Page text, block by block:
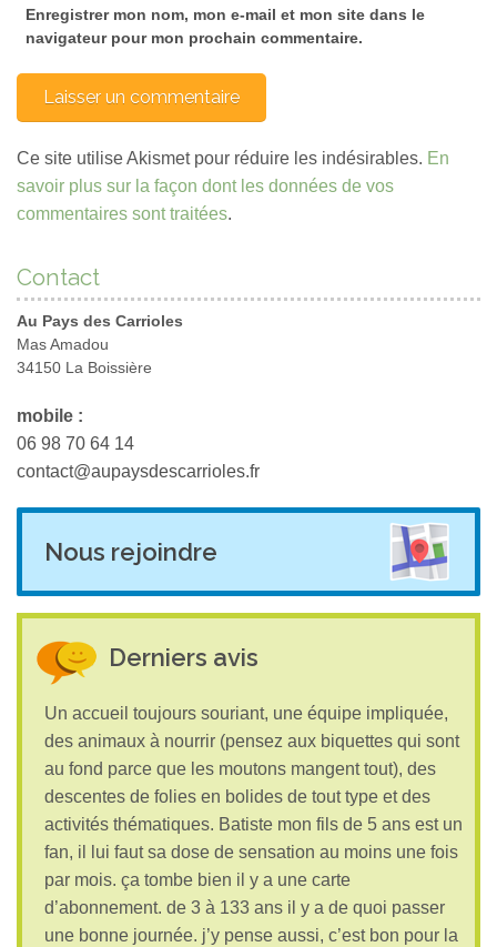
Enregistrer mon nom, mon e-mail et mon site dans le
navigateur pour mon prochain commentaire.
Ce site utilise Akismet pour réduire les indésirables. En
savoir plus sur la façon dont les données de vos
commentaires sont traitées.
Contact
Au Pays des Carrioles
Mas Amadou
34150 La Boissière
mobile :
06 98 70 64 14
contact@aupaysdescarrioles.fr
Nous rejoindre
Derniers avis
Un accueil toujours souriant, une équipe impliquée,
des animaux à nourrir (pensez aux biquettes qui sont
au fond parce que les moutons mangent tout), des
descentes de folies en bolides de tout type et des
activités thématiques. Batiste mon fils de 5 ans est un
fan, il lui faut sa dose de sensation au moins une fois
par mois. ça tombe bien il y a une carte
d’abonnement. de 3 à 133 ans il y a de quoi passer
une bonne journée. j’y pense aussi, c’est bon pour la